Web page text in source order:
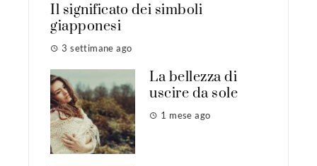
Il significato dei simboli
giapponesi
3 settimane ago
La bellezza di
uscire da sole
1 mese ago